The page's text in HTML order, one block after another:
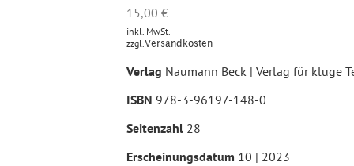
15,00 €
inkl. MwSt.
zzgl.Versandkosten
Verlag Naumann Beck | Verlag für kluge
ISBN 978-3-96197-148-0
Seitenzahl 28
Erscheinungsdatum 10 | 2023